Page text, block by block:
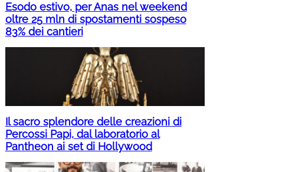
Esodo estivo, per Anas nel weekend
oltre 25 mln di spostamenti sospeso
83% dei cantieri
Il sacro splendore delle creazioni di
Percossi Papi, dal laboratorio al
Pantheon ai set di Hollywood